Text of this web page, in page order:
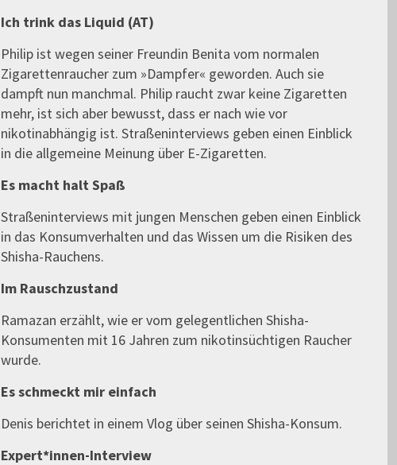
Ich trink das Liquid (AT)
Philip ist wegen seiner Freundin Benita vom normalen
Zigarettenraucher zum »Dampfer« geworden. Auch sie
dampft nun manchmal. Philip raucht zwar keine Zigaretten
mehr, ist sich aber bewusst, dass er nach wie vor
nikotinabhängig ist. Straßeninterviews geben einen Einblick
in die allgemeine Meinung über E-Zigaretten.
Es macht halt Spaß
Straßeninterviews mit jungen Menschen geben einen Einblick
in das Konsumverhalten und das Wissen um die Risiken des
Shisha-Rauchens.
Im Rauschzustand
Ramazan erzählt, wie er vom gelegentlichen Shisha-
Konsumenten mit 16 Jahren zum nikotinsüchtigen Raucher
wurde.
Es schmeckt mir einfach
Denis berichtet in einem Vlog über seinen Shisha-Konsum.
Expert*innen-Interview